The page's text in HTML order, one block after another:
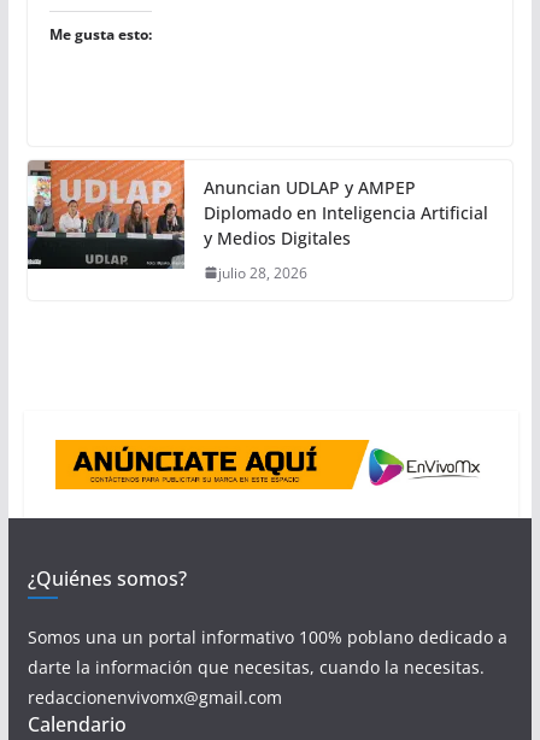
Me gusta esto:
Anuncian UDLAP y AMPEP
Diplomado en Inteligencia Artificial
y Medios Digitales
julio 28, 2026
¿Quiénes somos?
Somos una un portal informativo 100% poblano dedicado a
darte la información que necesitas, cuando la necesitas.
redaccionenvivomx@gmail.com
Calendario